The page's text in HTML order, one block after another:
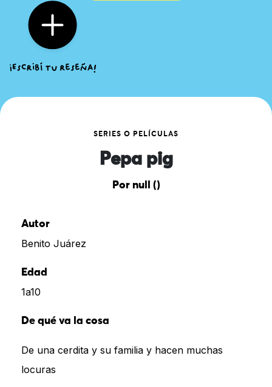
SERIES O PELÍCULAS
Pepa pig
Por null ()
Autor
Benito Juárez
Edad
1a10
De qué va la cosa
De una cerdita y su familia y hacen muchas
locuras